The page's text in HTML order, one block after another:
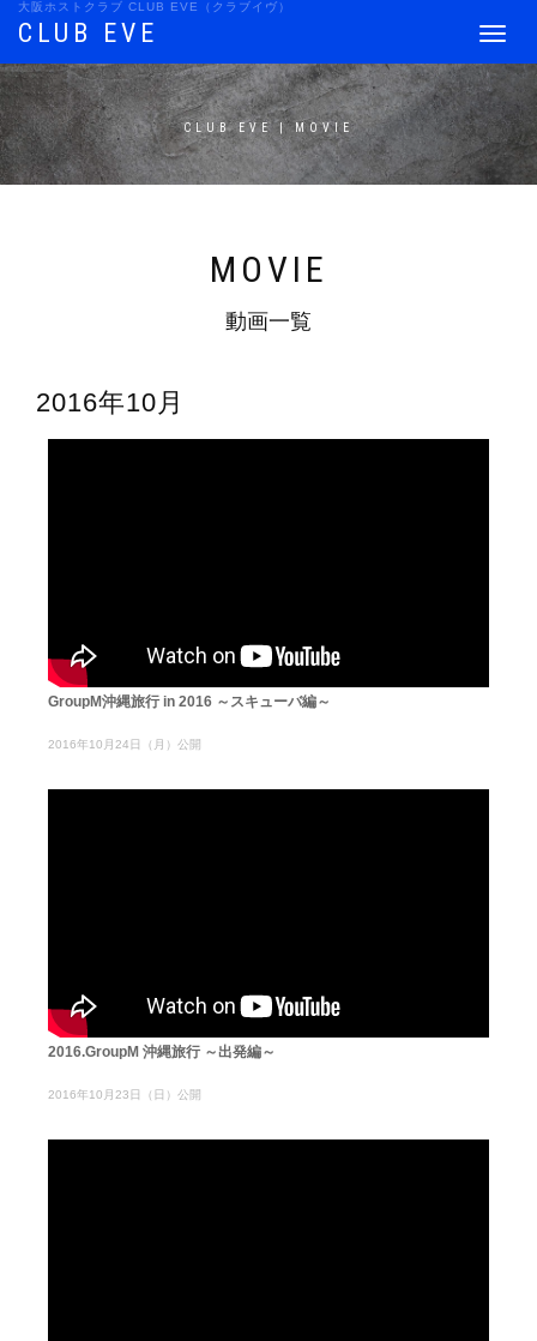
大阪ホストクラブ CLUB EVE（クラブイヴ）
Toggle
CLUB EVE
CLUB EVE | MOVIE
MOVIE
動画一覧
2016年10月
GroupM沖縄旅行 in 2016 ～スキューバ編～
2016年10月24日（月）公開
2016.GroupM 沖縄旅行 ～出発編～
2016年10月23日（日）公開